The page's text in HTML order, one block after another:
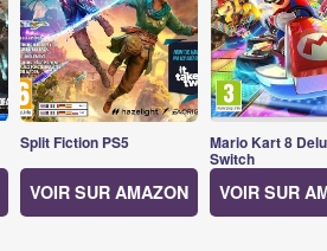
Split Fiction PS5
VOIR SUR AMAZON
Mario Kart 8
Switch
VOIR SUR